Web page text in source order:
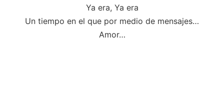
Ya era, Ya era
Un tiempo en el que por medio de mensajes…
Amor…